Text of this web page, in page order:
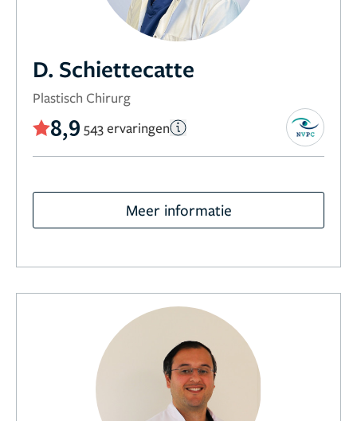
D. Schiettecatte
Plastisch Chirurg
8,9 543 ervaringen
Meer informatie